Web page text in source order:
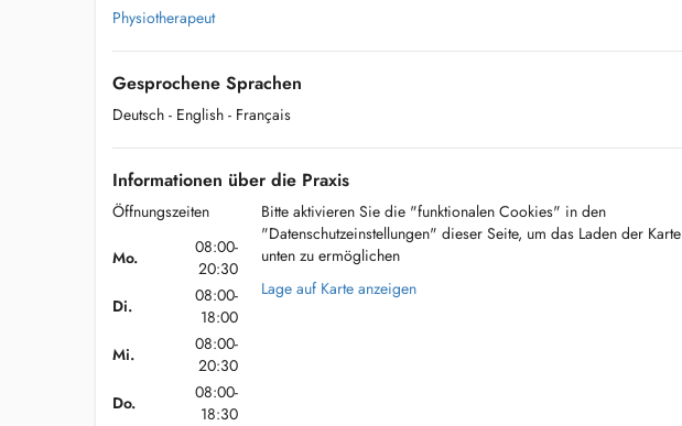
Physiotherapeut
Gesprochene Sprachen
Deutsch - English - Français
Informationen über die Praxis
Öffnungszeiten
Mo.
08:00-
20:30
Di.
08:00-
18:00
Mi.
08:00-
20:30
Do.
08:00-
18:30
Bitte aktivieren Sie die "funktionalen Cookies" in den
"Datenschutzeinstellungen" dieser Seite, um das Laden der Karte
unten zu ermöglichen
Lage auf Karte anzeigen